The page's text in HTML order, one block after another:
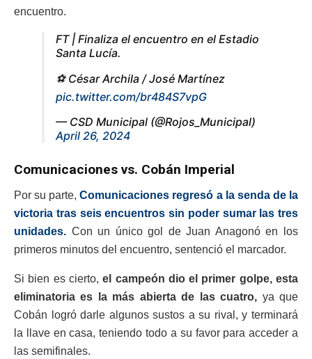
encuentro.
FT | Finaliza el encuentro en el Estadio
Santa Lucía.
⚽️ César Archila / José Martínez
pic.twitter.com/br484S7vpG
— CSD Municipal (@Rojos_Municipal)
April 26, 2024
Comunicaciones vs. Cobán Imperial
Por su parte,Comunicaciones regresó a la senda de la
victoria tras seis encuentros sin poder sumar las tres
unidades. Con un único gol de Juan Anagonó en los
primeros minutos del encuentro, sentenció el marcador.
Si bien es cierto,el campeón dio el primer golpe, esta
eliminatoria es la más abierta de las cuatro, ya que
Cobán logró darle algunos sustos a su rival, y terminará
la llave en casa, teniendo todo a su favor para acceder a
las semifinales.